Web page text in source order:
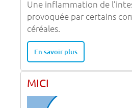
Une inflammation de
provoquée par certains
céréales.
En savoir plus
MICI